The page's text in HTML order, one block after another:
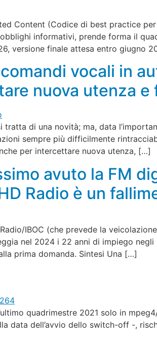
Content (Codice di best practice
informativi, prende forma il
versione finale attesa entro giugno
vocali in
nuova utenza e
di una novità; ma, data
sempre più difficilmente
per intercettare nuova utenza, […]
avuto la FM
Radio è un
IBOC (che prevede la
nel 2024 i 22 anni di impiego
prima domanda. Sintesi Una […]
quadrimestre 2021 solo in
data dell’avvio dello switch-off -,